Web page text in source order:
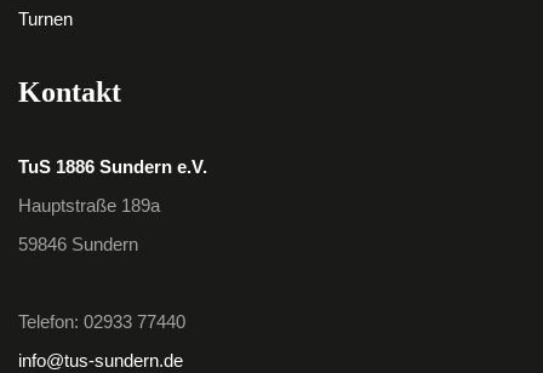
Turnen
Kontakt
TuS 1886 Sundern e.V.
Hauptstraße 189a
59846 Sundern
Telefon: 02933 77440
info@tus-sundern.de